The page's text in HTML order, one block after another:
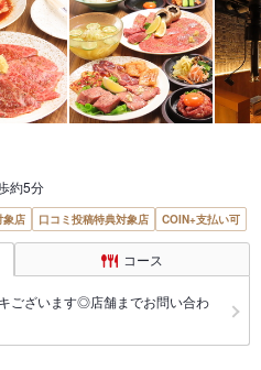
約5分
象店 口コミ投稿特典対象店 COIN+支払い可
コース
ございます◎店舗までお問い合わ